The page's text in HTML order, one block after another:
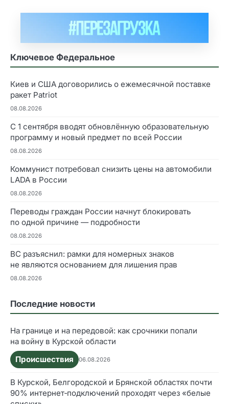
Ключевое Федеральное
Киев и США договорились о ежемесячной поставке
ракет Patriot
08.08.2026
С 1 сентября вводят обновлённую образовательную
программу и новый предмет по всей России
08.08.2026
Коммунист потребовал снизить цены на автомобили
LADA в России
08.08.2026
Переводы граждан России начнут блокировать
по одной причине — подробности
08.08.2026
ВС разъяснил: рамки для номерных знаков
не являются основанием для лишения прав
08.08.2026
Последние новости
На границе и на передовой: как срочники попали
на войну в Курской области
Происшествия
06.08.2026
В Курской, Белгородской и Брянской областях почти
90% интернет‑подключений проходят через «белые